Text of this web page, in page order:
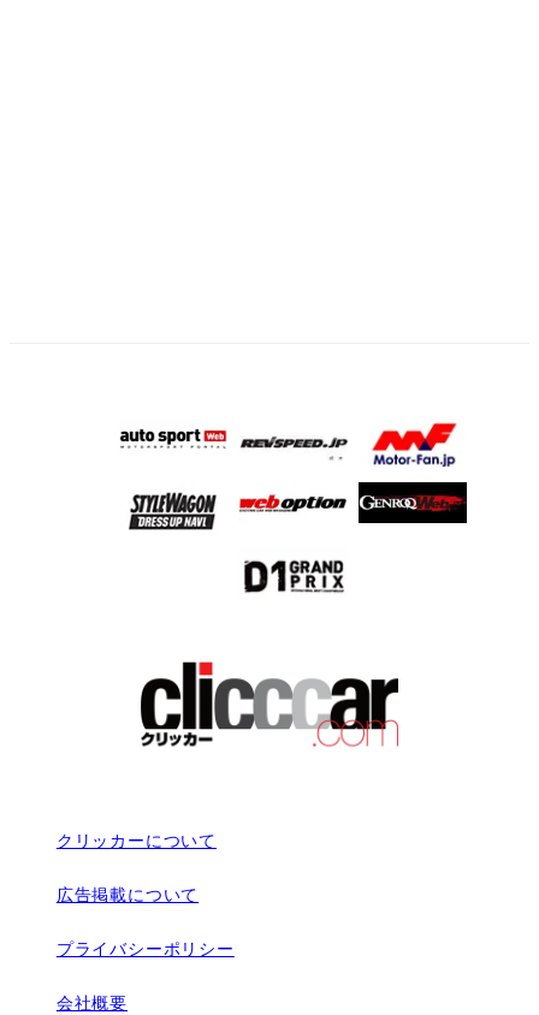
クリッカーについて
広告掲載について
プライバシーポリシー
会社概要